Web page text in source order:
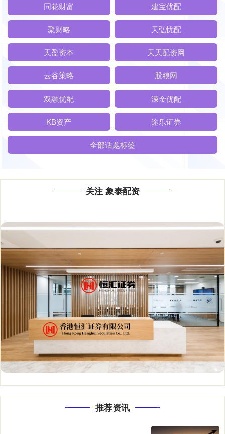
同花财富 建宝优配
聚财略 天弘忧配
天盈资本 天天配资网
云谷策略 股粮网
双融优配 深金优配
KB资产 途乐证券
全部话题标签
关注 象泰配资
推荐资讯